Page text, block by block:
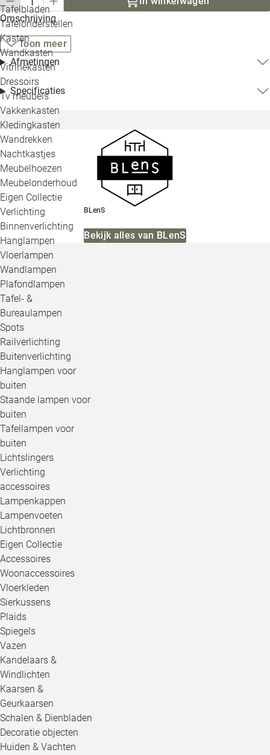
Tafelbladen
Tafelonderstellen
Kasten
Wandkasten
Vitrinekasten
Dressoirs
Tv meubels
Vakkenkasten
Kledingkasten
Wandrekken
Nachtkastjes
Meubelhoezen
Meubelonderhoud
Eigen Collectie
Verlichting
Binnenverlichting
Hanglampen
Vloerlampen
Wandlampen
Plafondlampen
Tafel- &
Bureaulampen
Spots
Railverlichting
Buitenverlichting
Hanglampen voor
buiten
Staande lampen voor
buiten
Tafellampen voor
buiten
Lichtslingers
Verlichting
accessoires
Lampenkappen
Lampenvoeten
Lichtbronnen
Eigen Collectie
Accessoires
Woonaccessoires
Vloerkleden
Sierkussens
Plaids
Spiegels
Vazen
Kandelaars &
Windlichten
Kaarsen &
Geurkaarsen
Schalen & Dienbladen
Decoratie objecten
Huiden & Vachten
Omschrijving
Toon meer
Afmetingen
Specificaties
BLenS
Bekijk alles van BLenS